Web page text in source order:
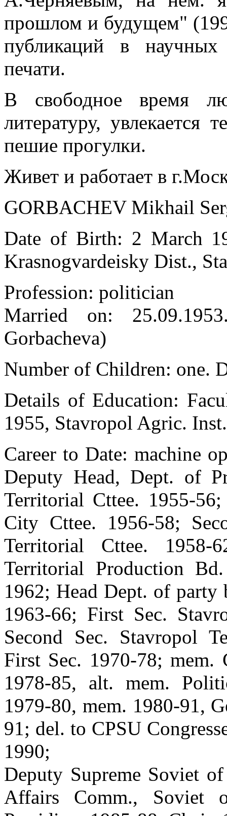
прошлом и будущем"
публикаций в научных
печати.
В свободное время
литературу,
пешие прогулки.
Живет и работает в
GORBACHEV Mikhail
Date of Birth: 2 March
Krasnogvardeisky Dist.,
Profession: politician
Married on:
Gorbacheva)
Number of Children: one.
Details of Education:
1955, Stavropol Agric.
Career to Date: machine
Deputy Head, Dept. of
Territorial Cttee. 1955-
City Cttee. 1956-58;
Territorial Cttee. 1958-
Territorial Production
1962; Head Dept. of party
1963-66; First Sec.
Second Sec. Stavropol
First Sec. 1970-78; mem.
1978-85, alt. mem.
1979-80, mem. 1980-91,
91; del. to CPSU
1990;
Deputy Supreme Soviet
Affairs Comm., Soviet